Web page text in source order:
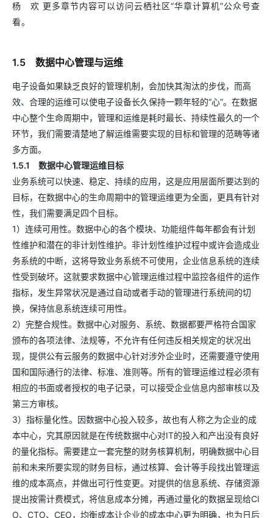
杨 欢 更多章节内容可以访问云栖社区“华章计算机”公众号查
看。
1.5 数据中心管理与运维
电子设备如果缺乏良好的管理机制，会加快其淘汰的步伐，而高
效、合理的运维可以使电子设备长久保持一颗年轻的“心”。在数据
中心整个生命周期中，管理和运维是耗时最长、持续性最久的一个
环节，我们需要清楚地了解运维需要实现的目标和管理的范畴等诸
多方面。
1.5.1 数据中心管理运维目标
业务系统可以快速、稳定、持续的应用，这是应用层面所要达到的
目标，在数据中心的生命周期中的管理运维更为全面，更具有针对
性，我们需要满足四个目标。
1）连续可用性。数据中心的各个模块、功能组件每年都会有计划
性维护和潜在的非计划性维护。非计划性维护过程中或许会造成业
务系统的中断，这将导致业务系统不可使用，企业信息系统的连续
性受到破坏。这就要求数据中心管理运维过程中监控各组件的运作
指标，发生异常状况是通过自动或者手动的管理进行系统间的切
换，保持信息系统连续可用性。
2）完整合规性。数据中心对服务、系统、数据都要严格符合国家
颁布的各项法律、法规等，不允许有任何违反相关规定的状况出
现，提供公有云服务的数据中心针对涉外企业时，还需要遵守使用
国和国际通行的法律、标准、准则等。所有的管理运维过程必须有
相应的书面或者授权的电子记录，可以接受企业信息内部审核以及
第三方审核。
3）指标量化性。因数据中心投入较多，故也有人称之为企业的成
本中心，究其原因就是在传统数据中心对IT的投入和产出没有良好
的量化指标。需要建立一套完整的财务核算机制，明确数据中心目
前和未来所要实现的财务目标，通过核算、会计等手段找出管理运
维的成本高点，并做出可行性变更。对提供的信息系统、存储资源
提出按需计费模式，将信息成本分摊，再通过量化的数据呈现给CI
O、CTO、CEO，均衡成本让企业的成本中心更为明确，也为日后